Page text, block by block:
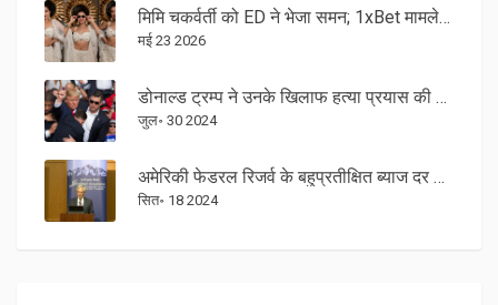
मिमि चकर्वर्ती को ED ने भेजा समन; 1xBet मामले में दिल्ली बुलाया
मई 23 2026
डोनाल्ड ट्रम्प ने उनके खिलाफ हत्या प्रयास की जांच के लिए FBI साक्षात्कार के लिए सहमति दी
जुल॰ 30 2024
अमेरिकी फेडरल रिजर्व के बहुप्रतीक्षित ब्याज दर कटौती की घोषणा के लिए तैयार
सित॰ 18 2024